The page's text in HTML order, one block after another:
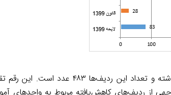
در لایحه بودجه سال ۱۴۰۱، تعداد ردیف‌های دریافت‌کننده بودجه کاهش زیادی